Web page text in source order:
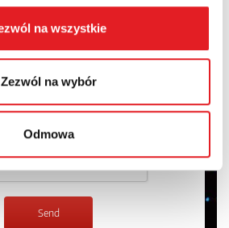
na wszystkie
Zezwól na wybór
Odmowa
of my personal data by Relpol
*